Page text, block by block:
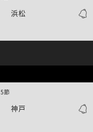
浜松
神戸
節